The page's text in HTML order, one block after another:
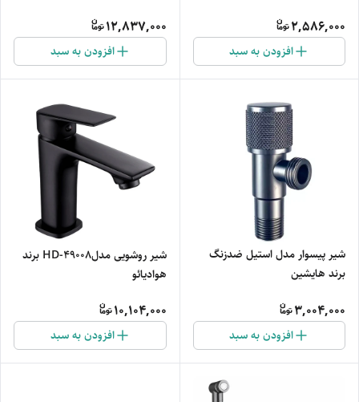
2,586,000
افزودن به سبد
12,837,000
افزودن به سبد
شیر پیسوار مدل استیل ضدزنگ
برند هایشین
3,004,000
افزودن به سبد
شیر روشویی مدلHD-49008 برند
هوادیائو
10,104,000
افزودن به سبد